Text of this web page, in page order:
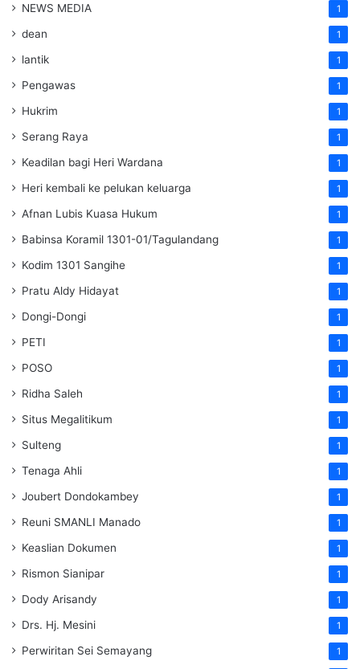
NEWS MEDIA 1
dean 1
lantik 1
Pengawas 1
Hukrim 1
Serang Raya 1
Keadilan bagi Heri Wardana 1
Heri kembali ke pelukan keluarga 1
Afnan Lubis Kuasa Hukum 1
Babinsa Koramil 1301-01/Tagulandang 1
Kodim 1301 Sangihe 1
Pratu Aldy Hidayat 1
Dongi-Dongi 1
PETI 1
POSO 1
Ridha Saleh 1
Situs Megalitikum 1
Sulteng 1
Tenaga Ahli 1
Joubert Dondokambey 1
Reuni SMANLI Manado 1
Keaslian Dokumen 1
Rismon Sianipar 1
Dody Arisandy 1
Drs. Hj. Mesini 1
Perwiritan Sei Semayang 1